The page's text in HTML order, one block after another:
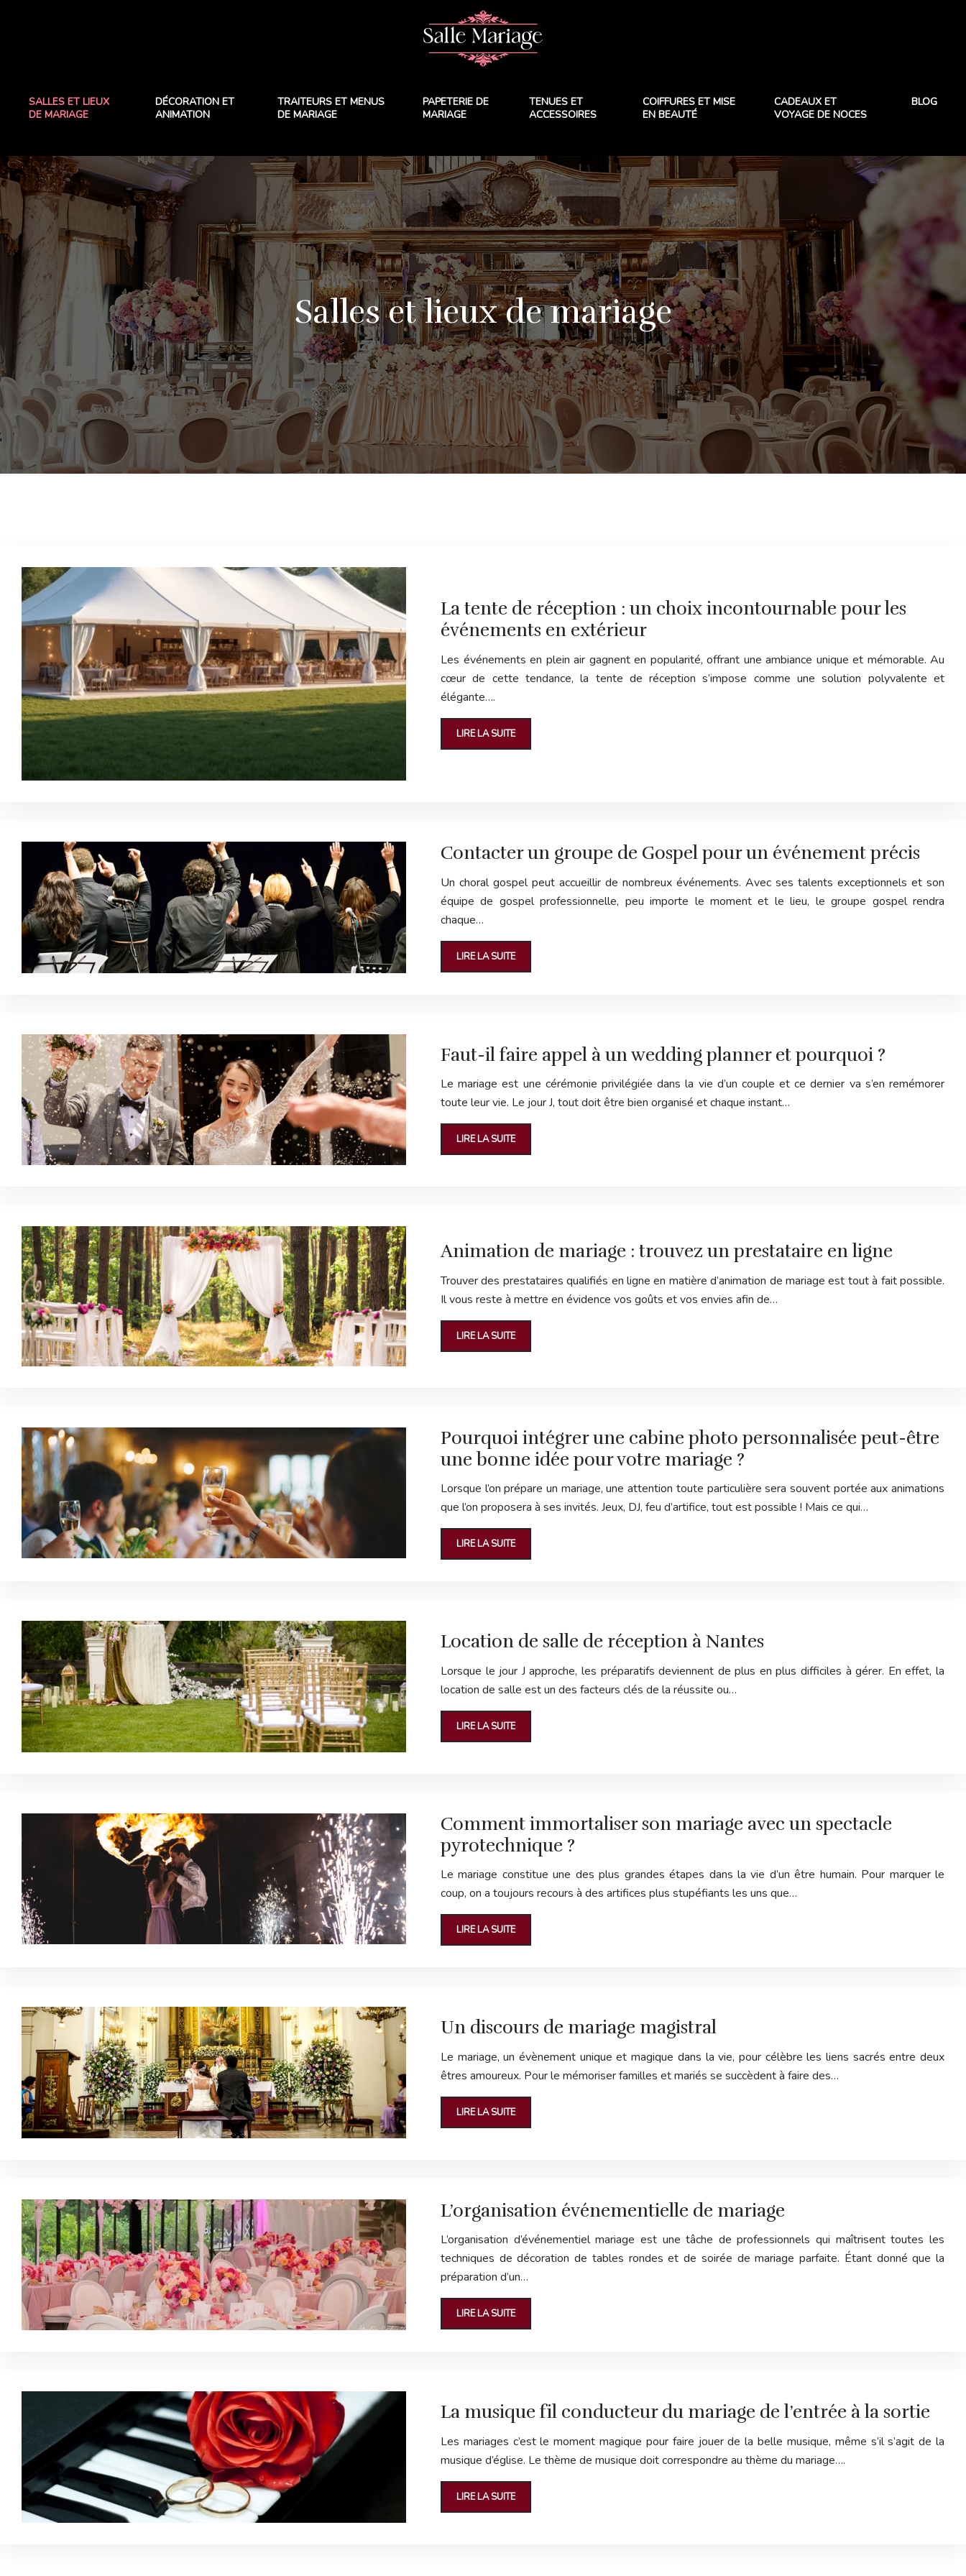
SALLES ET LIEUX
DE MARIAGE
DÉCORATION ET
ANIMATION
TRAITEURS ET MENUS
DE MARIAGE
PAPETERIE DE
MARIAGE
TENUES ET
ACCESSOIRES
COIFFURES ET MISE
EN BEAUTÉ
CADEAUX ET
VOYAGE DE NOCES
BLOG
Salles et lieux de mariage
La tente de réception : un choix incontournable pour les
événements en extérieur
Les événements en plein air gagnent en popularité, offrant une ambiance unique et mémorable. Au
cœur de cette tendance, la tente de réception s’impose comme une solution polyvalente et
élégante….
LIRE LA SUITE
Contacter un groupe de Gospel pour un événement précis
Un choral gospel peut accueillir de nombreux événements. Avec ses talents exceptionnels et son
équipe de gospel professionnelle, peu importe le moment et le lieu, le groupe gospel rendra
chaque…
LIRE LA SUITE
Faut-il faire appel à un wedding planner et pourquoi ?
Le mariage est une cérémonie privilégiée dans la vie d’un couple et ce dernier va s’en remémorer
toute leur vie. Le jour J, tout doit être bien organisé et chaque instant…
LIRE LA SUITE
Animation de mariage : trouvez un prestataire en ligne
Trouver des prestataires qualifiés en ligne en matière d’animation de mariage est tout à fait possible.
Il vous reste à mettre en évidence vos goûts et vos envies afin de…
LIRE LA SUITE
Pourquoi intégrer une cabine photo personnalisée peut-être
une bonne idée pour votre mariage ?
Lorsque l’on prépare un mariage, une attention toute particulière sera souvent portée aux animations
que l’on proposera à ses invités. Jeux, DJ, feu d’artifice, tout est possible ! Mais ce qui…
LIRE LA SUITE
Location de salle de réception à Nantes
Lorsque le jour J approche, les préparatifs deviennent de plus en plus difficiles à gérer. En effet, la
location de salle est un des facteurs clés de la réussite ou…
LIRE LA SUITE
Comment immortaliser son mariage avec un spectacle
pyrotechnique ?
Le mariage constitue une des plus grandes étapes dans la vie d’un être humain. Pour marquer le
coup, on a toujours recours à des artifices plus stupéfiants les uns que…
LIRE LA SUITE
Un discours de mariage magistral
Le mariage, un évènement unique et magique dans la vie, pour célèbre les liens sacrés entre deux
êtres amoureux. Pour le mémoriser familles et mariés se succèdent à faire des…
LIRE LA SUITE
L’organisation événementielle de mariage
L’organisation d’événementiel mariage est une tâche de professionnels qui maîtrisent toutes les
techniques de décoration de tables rondes et de soirée de mariage parfaite. Étant donné que la
préparation d’un…
LIRE LA SUITE
La musique fil conducteur du mariage de l’entrée à la sortie
Les mariages c’est le moment magique pour faire jouer de la belle musique, même s’il s’agit de la
musique d’église. Le thème de musique doit correspondre au thème du mariage….
LIRE LA SUITE